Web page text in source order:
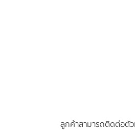
ลูกค้าสามารถติดต่อตั